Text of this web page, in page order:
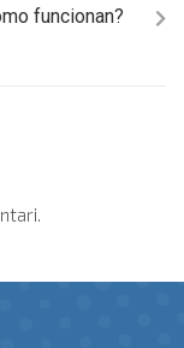
funcionan?